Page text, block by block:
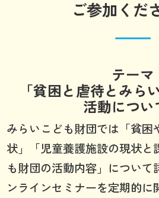
ご参加くだ
テーマ
「貧困と虐待とみら
活動につい
みらいこども財団では「貧困
状」「児童養護施設の現状と
も財団の活動内容」について
ンラインセミナーを定期的に